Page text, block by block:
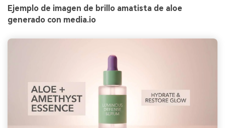
Ejemplo de imagen de brillo amatista de aloe
generado con media.io